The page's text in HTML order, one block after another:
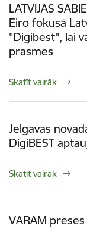
LATVIJAS
Eiro fokusā
"Digibest", lai
prasmes
Skatīt vairāk
Jelgavas
DigiBEST
Skatīt vairāk
VARAM